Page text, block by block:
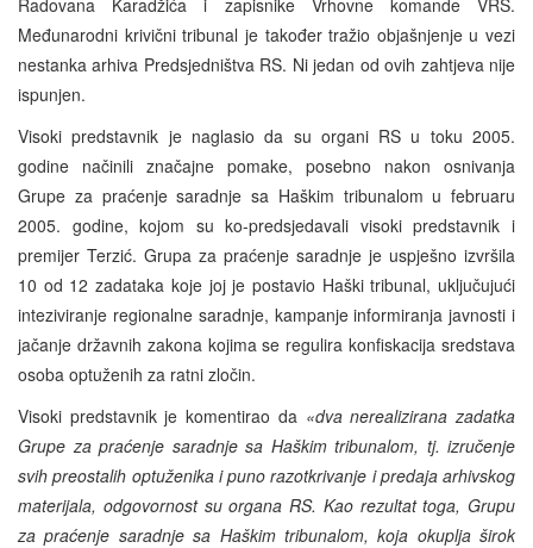
Međunarodni krivični tribunal je također tražio objašnjenje u vezi
nestanka arhiva Predsjedništva RS. Ni jedan od ovih zahtjeva nije
ispunjen.
Visoki predstavnik je naglasio da su organi RS u toku 2005.
godine načinili značajne pomake, posebno nakon osnivanja
Grupe za praćenje saradnje sa Haškim tribunalom u februaru
2005. godine, kojom su ko-predsjedavali visoki predstavnik i
premijer Terzić. Grupa za praćenje saradnje je uspješno izvršila
10 od 12 zadataka koje joj je postavio Haški tribunal, uključujući
inteziviranje regionalne saradnje, kampanje informiranja javnosti i
jačanje državnih zakona kojima se regulira konfiskacija sredstava
osoba optuženih za ratni zločin.
Visoki predstavnik je komentirao da «dva nerealizirana zadatka
Grupe za praćenje saradnje sa Haškim tribunalom, tj. izručenje
svih preostalih optuženika i puno razotkrivanje i predaja arhivskog
materijala, odgovornost su organa RS. Kao rezultat toga, Grupu
za praćenje saradnje sa Haškim tribunalom, koja okuplja širok